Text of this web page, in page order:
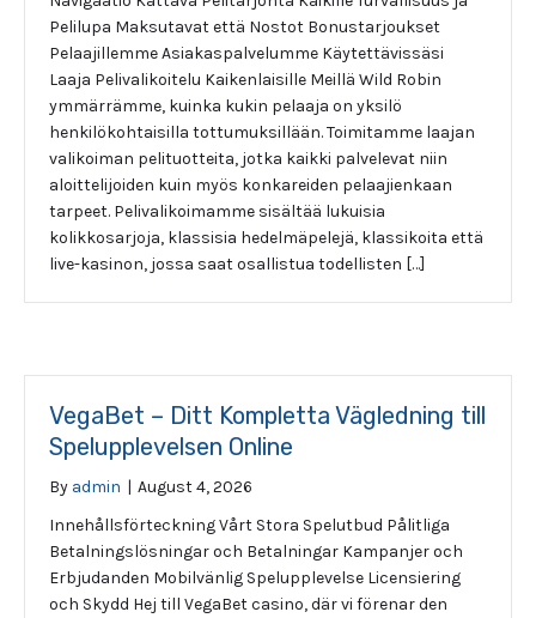
Pelilupa Maksutavat että Nostot Bonustarjoukset
Pelaajillemme Asiakaspalvelumme Käytettävissäsi
Laaja Pelivalikoitelu Kaikenlaisille Meillä Wild Robin
ymmärrämme, kuinka kukin pelaaja on yksilö
henkilökohtaisilla tottumuksillään. Toimitamme laajan
valikoiman pelituotteita, jotka kaikki palvelevat niin
aloittelijoiden kuin myös konkareiden pelaajienkaan
tarpeet. Pelivalikoimamme sisältää lukuisia
kolikkosarjoja, klassisia hedelmäpelejä, klassikoita että
live-kasinon, jossa saat osallistua todellisten […]
VegaBet – Ditt Kompletta Vägledning till
Spelupplevelsen Online
By admin | August 4, 2026
Innehållsförteckning Vårt Stora Spelutbud Pålitliga
Betalningslösningar och Betalningar Kampanjer och
Erbjudanden Mobilvänlig Spelupplevelse Licensiering
och Skydd Hej till VegaBet casino, där vi förenar den